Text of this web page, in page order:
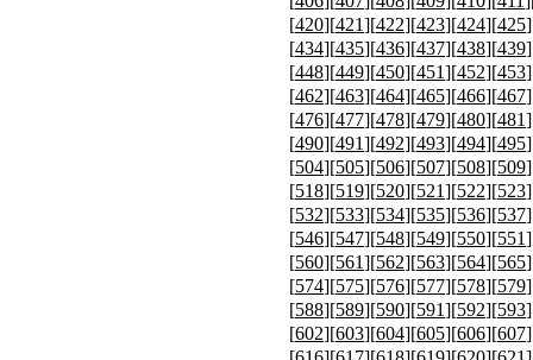
[420][421][422][423][424][425
[434][435][436][437][438][439
[448][449][450][451][452][453
[462][463][464][465][466][467
[476][477][478][479][480][481
[490][491][492][493][494][495
[504][505][506][507][508][509
[518][519][520][521][522][523
[532][533][534][535][536][537
[546][547][548][549][550][551
[560][561][562][563][564][565
[574][575][576][577][578][579
[588][589][590][591][592][593
[602][603][604][605][606][607